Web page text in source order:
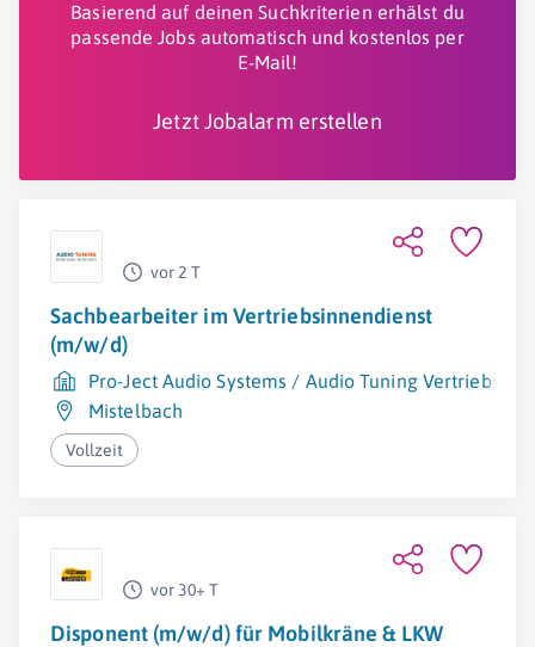
Basierend auf deinen Suchkriterien erhälst du
passende Jobs automatisch und kostenlos per
E-Mail!
Jetzt Jobalarm erstellen
vor 2 T
Sachbearbeiter im Vertriebsinnendienst
(m/w/d)
Pro-Ject Audio Systems / Audio Tuning Vertriebs
Mistelbach
Vollzeit
vor 30+ T
Disponent (m/w/d) für Mobilkräne & LKW